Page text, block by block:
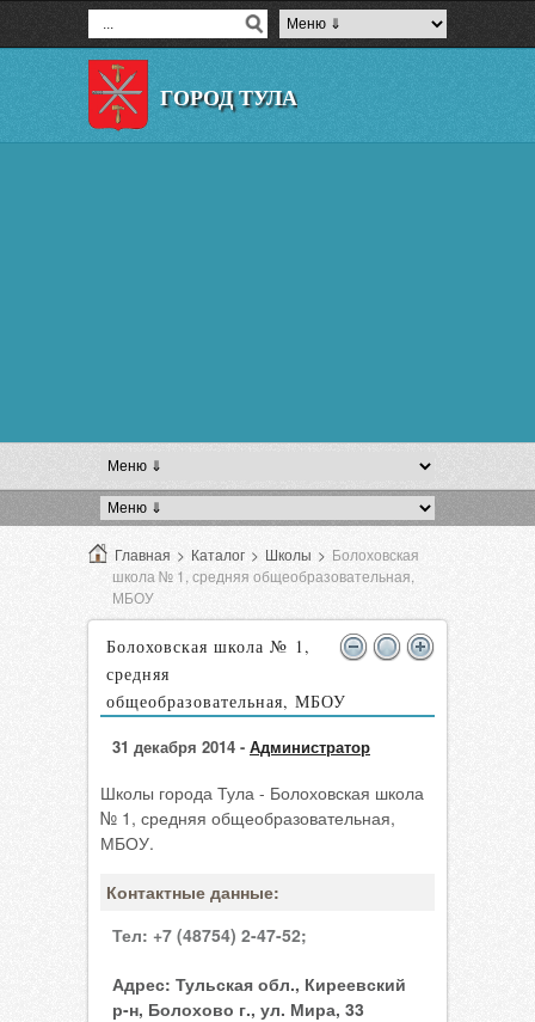
ГОРОД ТУЛА
Главная > Каталог > Школы > Болоховская
школа № 1, средняя общеобразовательная,
МБОУ
Болоховская школа № 1,
средняя
общеобразовательная, МБОУ
31 декабря 2014 - Администратор
Школы города Тула - Болоховская школа
№ 1, средняя общеобразовательная,
МБОУ.
Контактные данные:
Тел: +7 (48754) 2-47-52;
Адрес: Тульская обл., Киреевский
р-н, Болохово г., ул. Мира, 33